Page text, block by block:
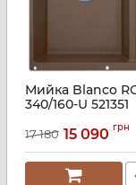
Мийка Blanco
340/160-U 521351
17 180 15 090 грн